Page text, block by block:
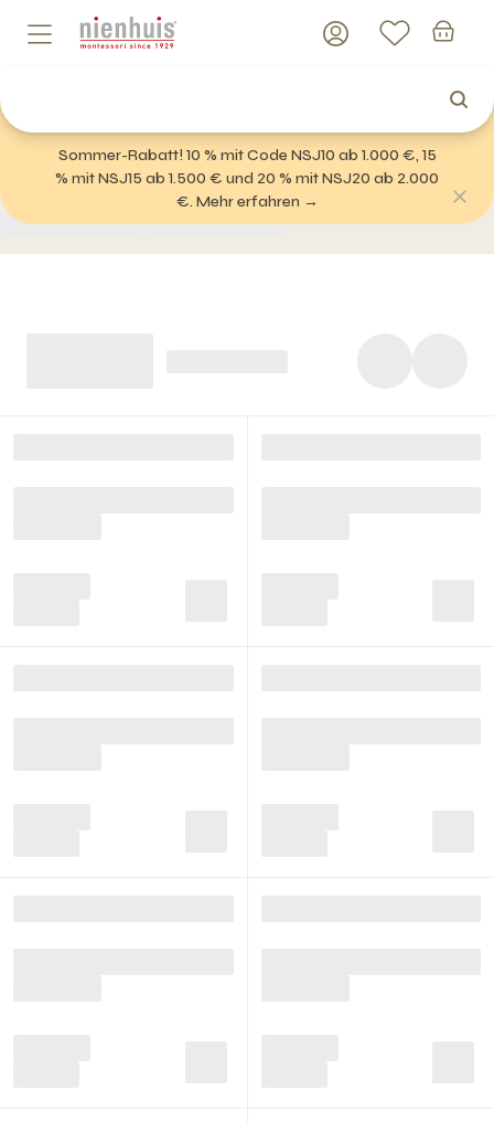
Sommer-Rabatt! 10 % mit Code NSJ10 ab 1.000 €, 15
% mit NSJ15 ab 1.500 € und 20 % mit NSJ20 ab 2.000
€. Mehr erfahren →